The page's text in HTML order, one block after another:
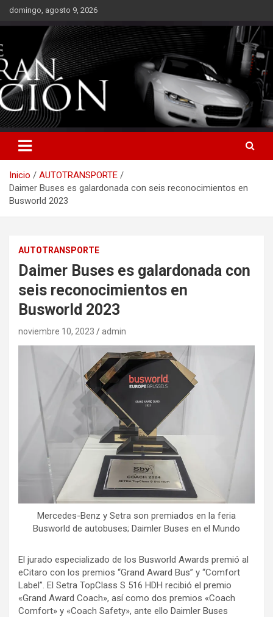
Saltardomingo, agosto 9, 2026
Inicio
AUTOTRANSPORTE
Daimer Buses es galardonada con seis reconocimientos en
Busworld 2023
AUTOTRANSPORTE
Daimer Buses es galardonada con
seis reconocimientos en
Busworld 2023
noviembre 10, 2023 admin
Mercedes-Benz y Setra son premiados en la feria
Busworld de autobuses; Daimler Buses en el Mundo
El jurado especializado de los Busworld Awards premió al
eCitaro con los premios “Grand Award Bus” y “Comfort
Label”. El Setra TopClass S 516 HDH recibió el premio
«Grand Award Coach», así como dos premios «Coach
Comfort» y «Coach Safety», ante ello Daimler Buses